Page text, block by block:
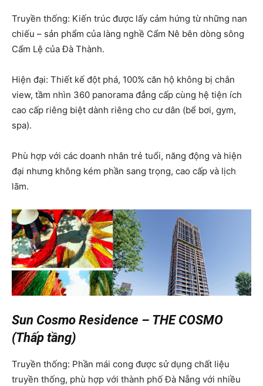
Truyền thống: Kiến trúc được lấy cảm hứng từ những nan
chiếu – sản phẩm của làng nghề Cẩm Nê bên dòng sông
Cẩm Lệ của Đà Thành.
Hiện đại: Thiết kế đột phá, 100% căn hộ không bị chắn
view, tầm nhìn 360 panorama đẳng cấp cùng hệ tiện ích
cao cấp riêng biệt dành riêng cho cư dân (bể bơi, gym,
spa).
Phù hợp với các doanh nhân trẻ tuổi, năng động và hiện
đại nhưng không kém phần sang trọng, cao cấp và lịch
lãm.
Sun Cosmo Residence – THE COSMO
(Thấp tầng)
Truyền thống: Phần mái cong được sử dụng chất liệu
truyền thống, phù hợp với thành phố Đà Nẵng với nhiều